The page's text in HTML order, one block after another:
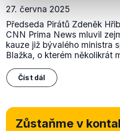
27. června 2025
Předseda Pirátů Zdeněk
CNN Prima News mluvil
kauze již bývalého ministra
Blažka, o kterém několikrát
Číst dál
Zůstaňme v